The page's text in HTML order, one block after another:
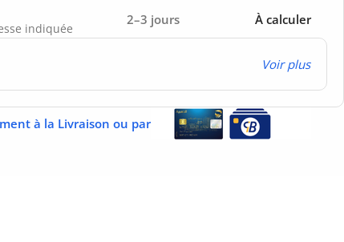
indiquée
2–3 jours À calculer
Voir plus
à la Livraison ou par